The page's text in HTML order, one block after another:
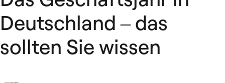
Deutschland – das
sollten Sie wissen